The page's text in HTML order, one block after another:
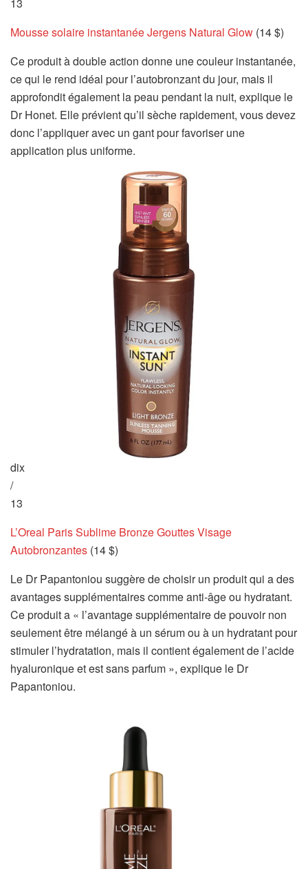
13
Mousse solaire instantanée Jergens Natural Glow (14 $)
Ce produit à double action donne une couleur instantanée,
ce qui le rend idéal pour l’autobronzant du jour, mais il
approfondit également la peau pendant la nuit, explique le
Dr Honet. Elle prévient qu’il sèche rapidement, vous devez
donc l’appliquer avec un gant pour favoriser une
application plus uniforme.
dix
/
13
L’Oreal Paris Sublime Bronze Gouttes Visage
Autobronzantes (14 $)
Le Dr Papantoniou suggère de choisir un produit qui a des
avantages supplémentaires comme anti-âge ou hydratant.
Ce produit a « l’avantage supplémentaire de pouvoir non
seulement être mélangé à un sérum ou à un hydratant pour
stimuler l’hydratation, mais il contient également de l’acide
hyaluronique et est sans parfum », explique le Dr
Papantoniou.